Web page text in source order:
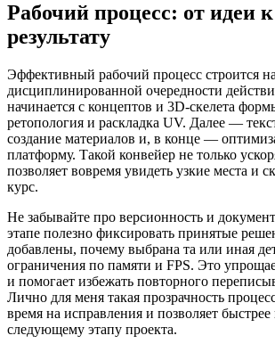
Рабочий процесс: от идеи
результату
Эффективный рабочий процесс строится на
дисциплинированной очередности
начинается с концептов и 3D-скелета
ретопология и раскладка UV. Далее —
создание материалов и, в конце —
платформу. Такой конвейер не только
позволяет вовремя увидеть узкие места и
курс.
Не забывайте про версионность и
этапе полезно фиксировать принятые
добавлены, почему выбрана та или иная
ограничения по памяти и FPS. Это
и помогает избежать повторного
Лично для меня такая прозрачность
время на исправления и позволяет быстрее
следующему этапу проекта.